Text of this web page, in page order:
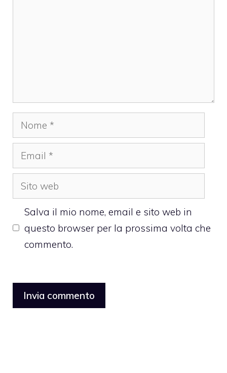
Nome
Email
Sito
web
Salva il mio nome, email e sito web in
questo browser per la prossima volta che
commento.